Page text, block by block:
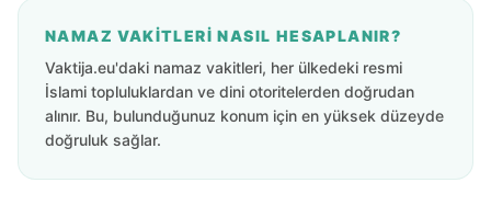
NAMAZ VAKITLERI NASIL HESAPLANIR?
Vaktija.eu'daki namaz vakitleri, her ülkedeki resmi
İslami topluluklardan ve dini otoritelerden doğrudan
alınır. Bu, bulunduğunuz konum için en yüksek düzeyde
doğruluk sağlar.